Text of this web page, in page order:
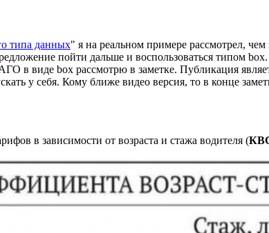
типа данных" я на реальном примере рассмотрел,
пойти дальше и воспользоваться типом
виде box рассмотрю в заметке. Публикация
у себя. Кому ближе видео версия, то в конце
в зависимости от возраста и стажа водителя (